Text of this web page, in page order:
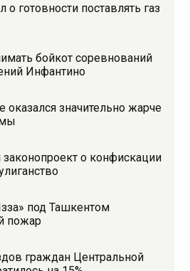
готовности поставлять газ
бойкот соревнований
Инфантино
оказался значительно жарче
о конфискации
под Ташкентом
пожар
граждан Центральной